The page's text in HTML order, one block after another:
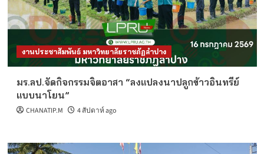
งานประชาสัมพันธ์ มหาวิทยาลัยราชภัฏลำปาง
มร.ลป.จัดกิจกรรมจิตอาสา “ลงแปลงนาปลูกข้าวอินทรีย์
แบบนาโยน”
CHANATIP.M 4 สัปดาห์ ago